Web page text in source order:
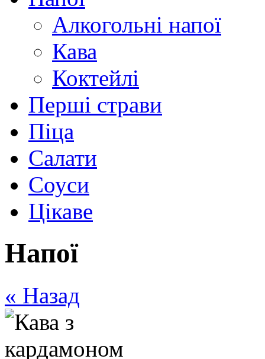
Алкогольні напої
Кава
Коктейлі
Перші страви
Піца
Салати
Соуси
Цікаве
Напої
« Назад